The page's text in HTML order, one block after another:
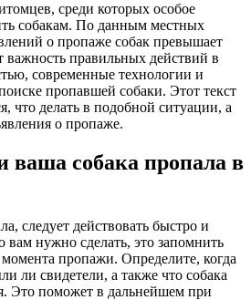
среди которых особое
собакам. По данным местных
о пропаже собак превышает
важность правильных действий в
современные технологии и
пропавшей собаки. Этот текст
что делать в подобной ситуации, а
о пропаже.
ваша собака пропала в
следует действовать быстро и
вам нужно сделать, это запомнить
пропажи. Определите, когда
ли свидетели, а также что собака
Это поможет в дальнейшем при